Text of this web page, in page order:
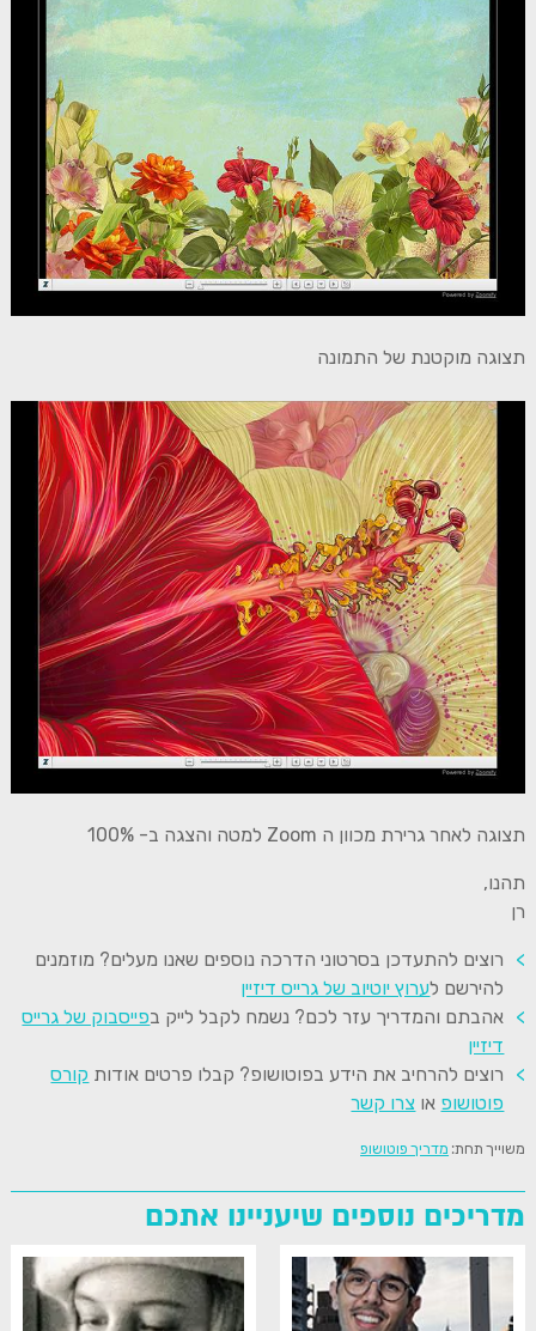
תצוגה מוקטנת של התמונה
תצוגה לאחר גרירת מכוון ה Zoom למטה והצגה ב- 100%
תהנו,
רן
רוצים להתעדכן בסרטוני הדרכה נוספים שאנו מעלים? מוזמנים
להירשם לערוץ יוטיוב של גרייס דיזיין
אהבתם והמדריך עזר לכם? נשמח לקבל לייק בפייסבוק של גרייס
דיזיין
רוצים להרחיב את הידע בפוטושופ? קבלו פרטים אודות קורס
פוטושופ או צרו קשר
משוייך תחת: מדריך פוטושופ
מדריכים נוספים שיעניינו אתכם